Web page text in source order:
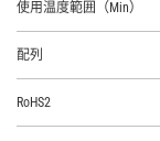
使用温度範囲（Min）
配列
RoHS2